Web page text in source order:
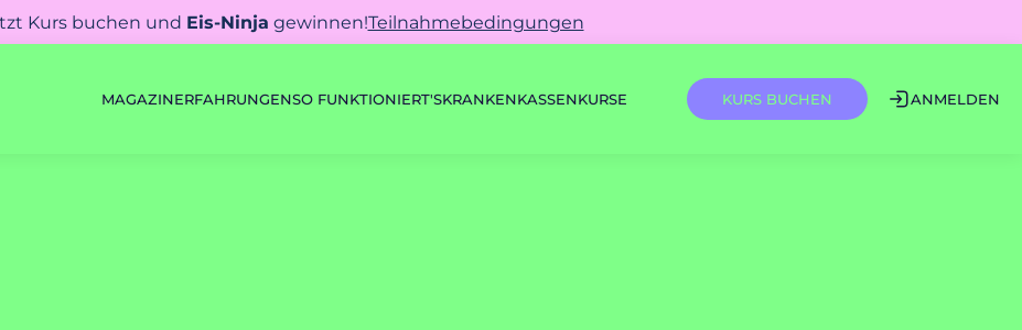
Kurs buchen und Eis-Ninja gewinnen!Teilnahmebedingungen
MAGAZINERFAHRUNGENSO FUNKTIONIERT'SKRANKENKASSENKURSE KURS BUCHEN ANMELDEN